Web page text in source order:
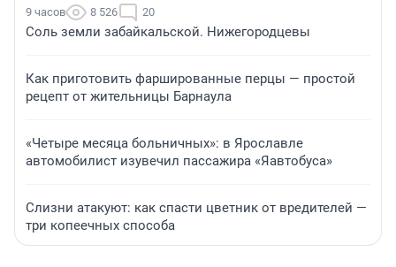
9 часов 8 526 20
Соль земли забайкальской. Нижегородцевы
Как приготовить фаршированные перцы — простой
рецепт от жительницы Барнаула
«Четыре месяца больничных»: в Ярославле
автомобилист изувечил пассажира «Яавтобуса»
Слизни атакуют: как спасти цветник от вредителей —
три копеечных способа